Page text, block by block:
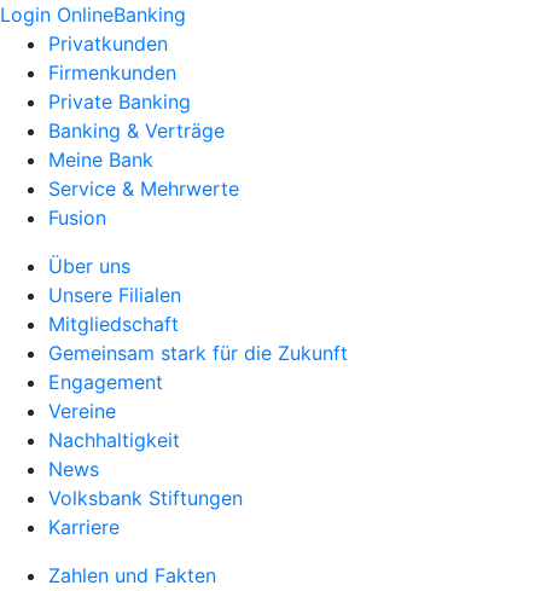
Login OnlineBanking
Privatkunden
Firmenkunden
Private Banking
Banking & Verträge
Meine Bank
Service & Mehrwerte
Fusion
Über uns
Unsere Filialen
Mitgliedschaft
Gemeinsam stark für die Zukunft
Engagement
Vereine
Nachhaltigkeit
News
Volksbank Stiftungen
Karriere
Zahlen und Fakten